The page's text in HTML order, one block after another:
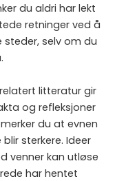
du aldri har lekt
retninger ved å
steder, selv om du
litteratur gir
og refleksjoner
du at evnen
sterkere. Ideer
venner kan utløse
har hentet